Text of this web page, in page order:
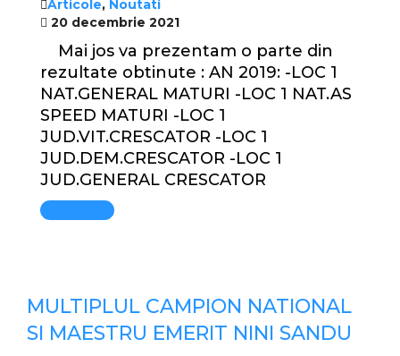
Articole, Noutati
20 decembrie 2021
Mai jos va prezentam o parte din
rezultate obtinute : AN 2019: -LOC 1
NAT.GENERAL MATURI -LOC 1 NAT.AS
SPEED MATURI -LOC 1
JUD.VIT.CRESCATOR -LOC 1
JUD.DEM.CRESCATOR -LOC 1
JUD.GENERAL CRESCATOR
Mai mult
MULTIPLUL CAMPION NATIONAL
SI MAESTRU EMERIT NINI SANDU